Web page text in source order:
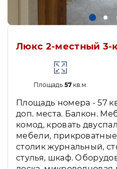
Люкс 2-местный 3-
Площадь 57кв.м.
Площадь номера - 57
доп. места. Балкон.
комод, кровать
мебели, прикроватные
столик журнальный,
стулья, шкаф.